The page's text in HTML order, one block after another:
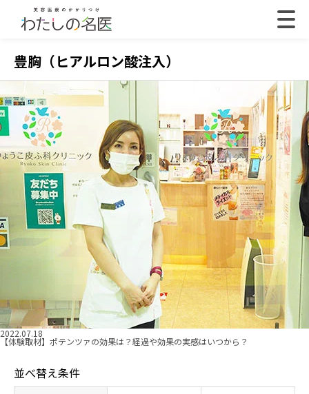
豊胸（ヒアルロン酸注入）
2022.07.18
【体験取材】ポテンツァの効果は？経過や効果の実感はいつから？
並べ替え条件